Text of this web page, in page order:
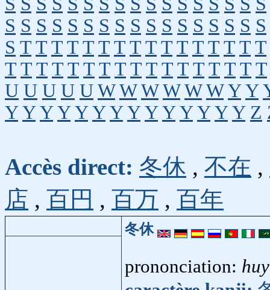
S S S S S S S S S S S S S S S S S
S T T T T T T T T T T T T T T T T
T T T T T T T T T T T T T T T T T
U U U U U W W W W W W Y Y
Y Y Y Y Y Y Y Y Y Y Y Y Y Y Z
Accès direct: 冬休 , 不在 ,
店 , 百円 , 百万 , 百年
冬休
prononciation: